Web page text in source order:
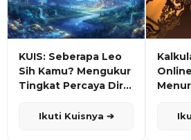
KUIS: Seberapa Leo
Sih Kamu? Mengukur
Tingkat Percaya Diri
Ikuti Kuisnya ➔